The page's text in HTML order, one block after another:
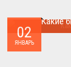
02
ЯНВАРЬ
Какие